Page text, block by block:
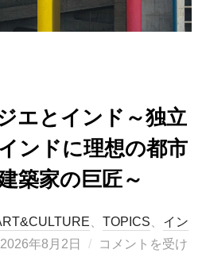
エとインド～独立
ンドに理想の都市
築家の巨匠～
TOPICS
イン
投
2026年8月2日
コメントを受け